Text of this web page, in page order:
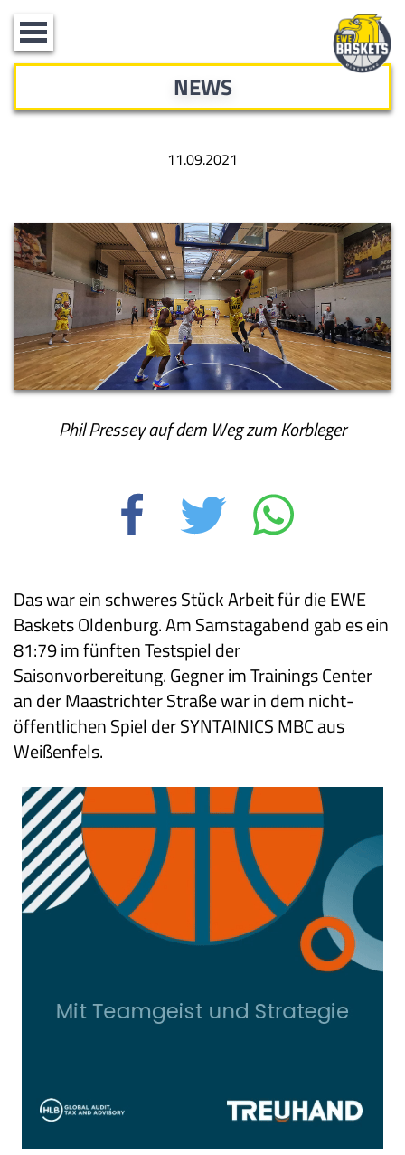
Toggle
navigation
NEWS
11.09.2021
Phil Pressey auf dem Weg zum Korbleger
Das war ein schweres Stück Arbeit für die EWE
Baskets Oldenburg. Am Samstagabend gab es ein
81:79 im fünften Testspiel der
Saisonvorbereitung. Gegner im Trainings Center
an der Maastrichter Straße war in dem nicht-
öffentlichen Spiel der SYNTAINICS MBC aus
Weißenfels.